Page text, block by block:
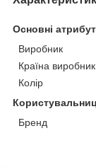
Основні
Виробник
Країна виробник
Колір
Бренд